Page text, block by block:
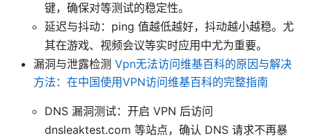
键，确保对等测试的稳定性。
延迟与抖动：ping 值越低越好，抖动越小越稳。尤
其在游戏、视频会议等实时应用中尤为重要。
漏洞与泄露检测 Vpn无法访问维基百科的原因与解决
方法：在中国使用VPN访问维基百科的完整指南
DNS 漏洞测试：开启 VPN 后访问
dnsleaktest.com 等站点，确认 DNS 请求不再暴